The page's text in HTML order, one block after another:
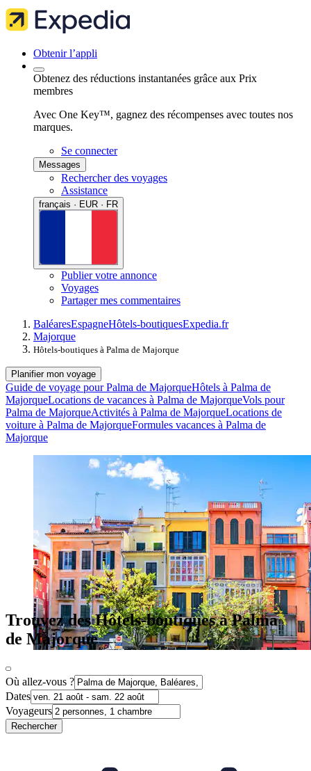
Obtenir l’appli
Obtenez des réductions instantanées grâce aux Prix
membres
Avec One Key™, gagnez des récompenses avec toutes nos
marques.
Se connecter
Messages
Rechercher des voyages
Assistance
français · EUR · FR
Publier votre annonce
Voyages
Partager mes commentaires
BaléaresEspagneHôtels-boutiquesExpedia.fr
Majorque
Hôtels-boutiques à Palma de Majorque
Planifier mon voyage
Guide de voyage pour Palma de MajorqueHôtels à Palma de
MajorqueLocations de vacances à Palma de MajorqueVols pour
Palma de MajorqueActivités à Palma de MajorqueLocations de
voiture à Palma de MajorqueFormules vacances à Palma de
Majorque
Trouvez des Hôtels-boutiques à Palma
de Majorque
Où allez-vous ?
Dates
Voyageurs
Rechercher